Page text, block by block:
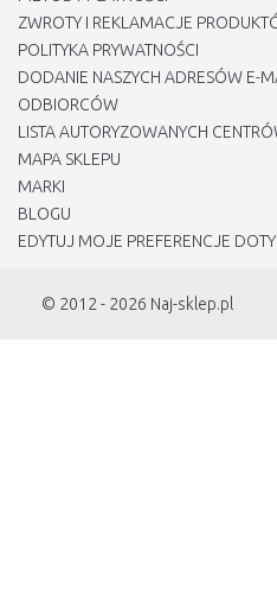
ZWROTY I REKLAMACJE
POLITYKA PRYWATNOŚCI
DODANIE NASZYCH ADRESÓW E-
ODBIORCÓW
LISTA AUTORYZOWANYCH
MAPA SKLEPU
MARKI
BLOGU
EDYTUJ MOJE PREFERENCJE
© 2012 - 2026 Naj-sklep.pl